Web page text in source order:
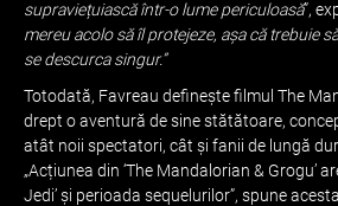
supraviețuiască într-o lume periculoasă”,
mereu acolo să îl protejeze, așa că trebuie
se descurca singur.”
Totodată, Favreau definește filmul The
drept o aventură de sine stătătoare,
atât noii spectatori, cât și fanii de lungă
„Acțiunea din ‘The Mandalorian & Grogu’
Jedi’ și perioada sequelurilor”, spune